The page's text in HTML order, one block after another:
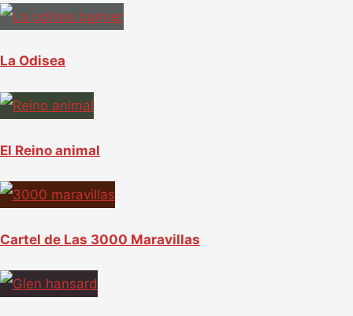
La Odisea
El Reino animal
Cartel de Las 3000 Maravillas